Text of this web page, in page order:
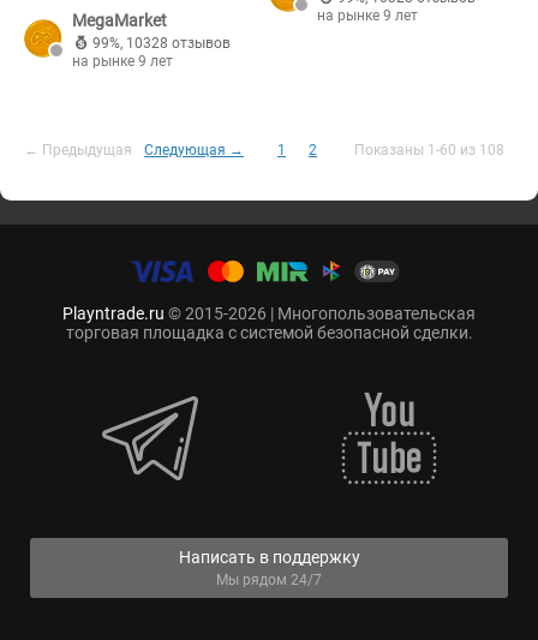
MegaMarket
99%, 10328 отзывов
на рынке 9 лет
на рынке 9 лет
← Предыдущая Следующая → 1 2 Показаны 1-60 из 108
Playntrade.ru © 2015-2026 | Многопользовательская
торговая площадка с системой безопасной сделки.
Написать в поддержку
Мы рядом 24/7